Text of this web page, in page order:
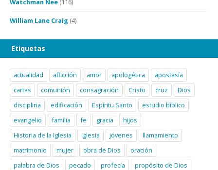
Watchman Nee (116)
William Lane Craig (4)
Etiquetas
actualidad aflicción amor apologética
apostasía
cartas
comunión consagración Cristo cruz
Dios
disciplina
edificación Espíritu Santo
estudio bíblico
evangelio
familia fe gracia
hijos
Historia de la Iglesia
iglesia jóvenes
llamamiento
matrimonio
mujer obra de Dios
oración
palabra de Dios
pecado profecía
propósito de Dios